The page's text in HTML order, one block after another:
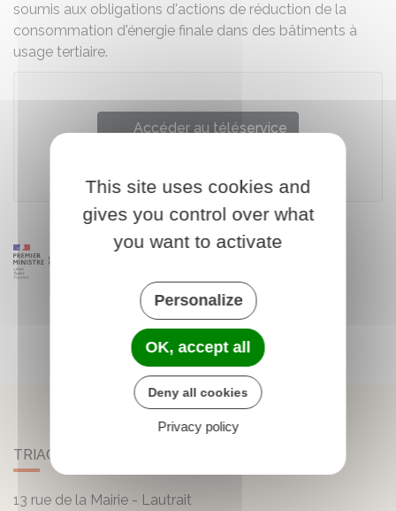
soumis aux obligations d'actions de réduction de la
consommation d'énergie finale dans des bâtiments à
usage tertiaire.
Accéder au téléservice
TRIAC-LAUTRAIT
13 rue de la Mairie - Lautrait
This site uses cookies and
gives you control over what
you want to activate
Personalize
OK, accept all
Deny all cookies
Privacy policy